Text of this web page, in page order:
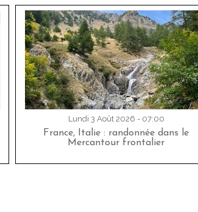
Lundi 3 Août 2026 - 07:00
France, Italie : randonnée dans le
Mercantour frontalier